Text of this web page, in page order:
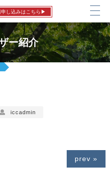
申し込みはこちら▶
ー紹介
iccadmin
prev »